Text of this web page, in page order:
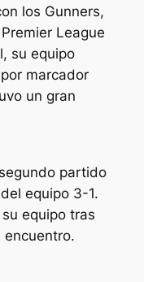
los Gunners,
League
su equipo
marcador
un gran
partido
equipo 3-1.
equipo tras